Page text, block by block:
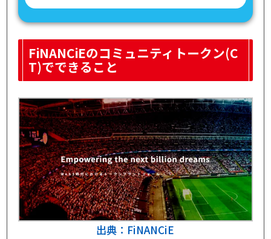
FiNANCiEのコミュニティトークン(C
T)でできること
出典：FiNANCiE